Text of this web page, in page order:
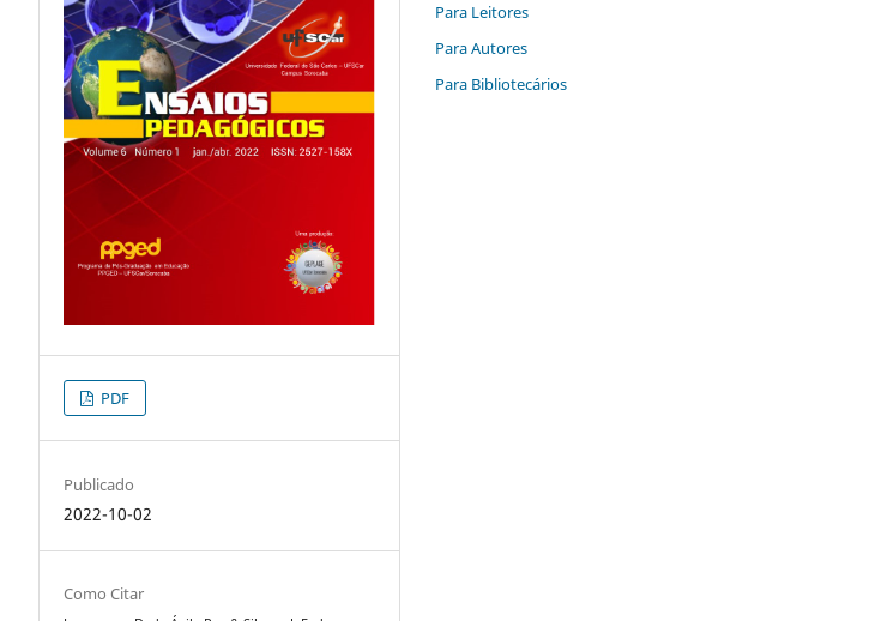
PDF
Publicado
2022-10-02
Como Citar
Para Leitores
Para Autores
Para Bibliotecários